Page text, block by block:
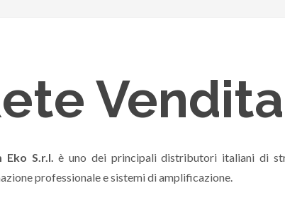
Vendita
Eko S.r.l. è uno dei principali distributori italiani di
professionale e sistemi di amplificazione.